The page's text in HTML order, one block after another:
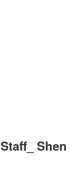
Staff_ Shen